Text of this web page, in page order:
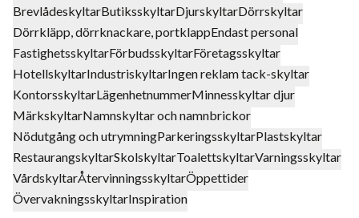
BrevlådeskyltarButiksskyltarDjurskyltarDörrskyltar
Dörrkläpp, dörrknackare, portklappEndast personal
FastighetsskyltarFörbudsskyltarFöretagsskyltar
HotellskyltarIndustriskyltarIngen reklam tack-skyltar
KontorsskyltarLägenhetnummerMinnesskyltar djur
MärkskyltarNamnskyltar och namnbrickor
Nödutgång och utrymningParkeringsskyltarPlastskyltar
RestaurangskyltarSkolskyltarToalettskyltarVarningsskyltar
VårdskyltarÅtervinningsskyltarÖppettider
ÖvervakningsskyltarInspiration